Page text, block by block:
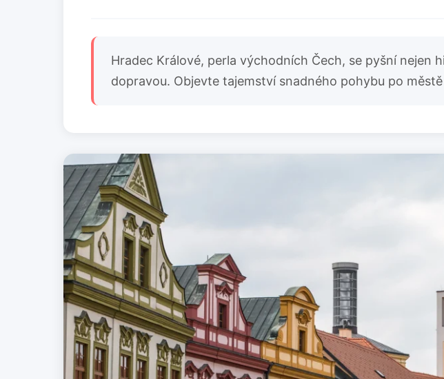
Hradec Králové, perla východních Čech, se pyšní nejen
dopravou. Objevte tajemství snadného pohybu po